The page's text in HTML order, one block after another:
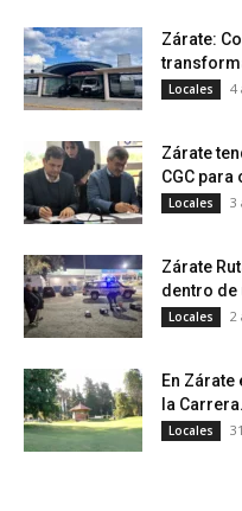
Zárate:
Locales 4
Zárate
CGC para
Locales 3
Zárate
dentro de
Locales 2
En
la
Locales